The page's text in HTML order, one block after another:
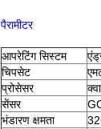
पैरामीटर
आपरेटिंग सिस्टम
चिपसेट
प्रोसेसर
सेंसर
भंडारण क्षमता